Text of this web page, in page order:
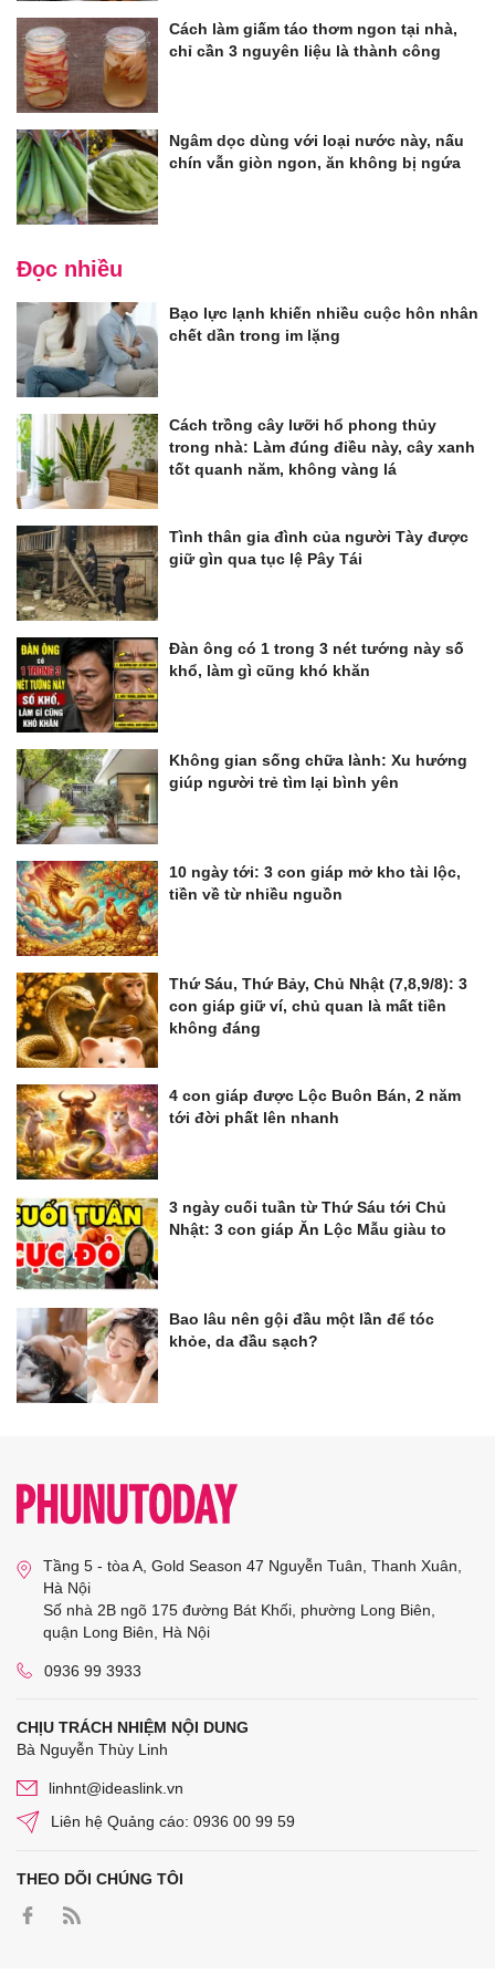
Cách làm giấm táo thơm ngon tại nhà,
chỉ cần 3 nguyên liệu là thành công
Ngâm dọc dùng với loại nước này, nấu
chín vẫn giòn ngon, ăn không bị ngứa
Đọc nhiều
Bạo lực lạnh khiến nhiều cuộc hôn nhân
chết dần trong im lặng
Cách trồng cây lưỡi hổ phong thủy
trong nhà: Làm đúng điều này, cây xanh
tốt quanh năm, không vàng lá
Tình thân gia đình của người Tày được
giữ gìn qua tục lệ Pây Tái
Đàn ông có 1 trong 3 nét tướng này số
khổ, làm gì cũng khó khăn
Không gian sống chữa lành: Xu hướng
giúp người trẻ tìm lại bình yên
10 ngày tới: 3 con giáp mở kho tài lộc,
tiền về từ nhiều nguồn
Thứ Sáu, Thứ Bảy, Chủ Nhật (7,8,9/8): 3
con giáp giữ ví, chủ quan là mất tiền
không đáng
4 con giáp được Lộc Buôn Bán, 2 năm
tới đời phất lên nhanh
3 ngày cuối tuần từ Thứ Sáu tới Chủ
Nhật: 3 con giáp Ăn Lộc Mẫu giàu to
Bao lâu nên gội đầu một lần để tóc
khỏe, da đầu sạch?
Tầng 5 - tòa A, Gold Season 47 Nguyễn Tuân, Thanh Xuân,
Hà Nội
Số nhà 2B ngõ 175 đường Bát Khối, phường Long Biên,
quận Long Biên, Hà Nội
0936 99 3933
CHỊU TRÁCH NHIỆM NỘI DUNG
Bà Nguyễn Thùy Linh
linhnt@ideaslink.vn
Liên hệ Quảng cáo: 0936 00 99 59
THEO DÕI CHÚNG TÔI